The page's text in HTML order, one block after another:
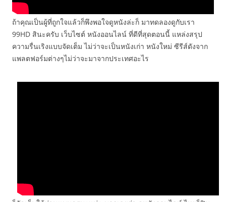
ถ้าคุณเป็นผู้ที่ถูกใจแล้วก็พึงพอใจดูหนังล่ะก็ มาทดลองดูกับเรา
99HD สินะครับ เว็บไซต์ หนังออนไลน์ ที่ดีที่สุดตอนนี้ แหล่งสรุป
ความรื่นเริงแบบจัดเต็ม ไม่ว่าจะเป็นหนังเก่า หนังใหม่ ซีรีส์ดังจาก
แพลตฟอร์มต่างๆไม่ว่าจะมาจากประเทศอะไร